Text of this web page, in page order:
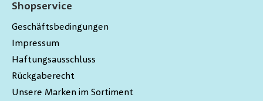
Shopservice
Geschäftsbedingungen
Impressum
Haftungsausschluss
Rückgaberecht
Unsere Marken im Sortiment